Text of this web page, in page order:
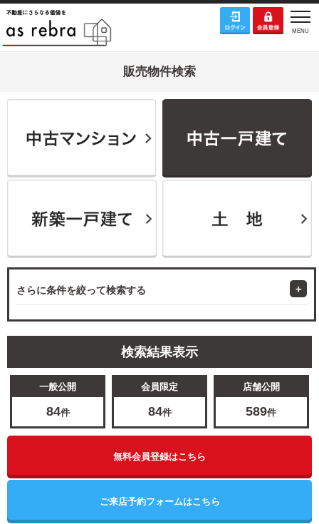
販売物件検索
さらに条件を絞って検索する
検索結果表示
一般公開
84件
会員限定
84件
店舗公開
589件
無料会員登録はこちら
ご来店予約フォームはこちら